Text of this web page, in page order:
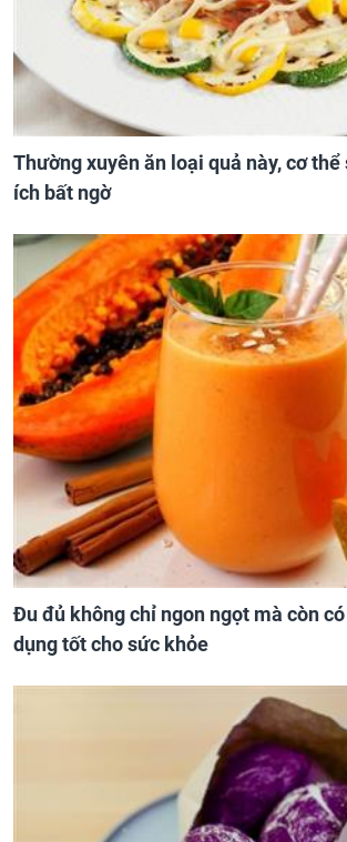
Thường xuyên ăn loại quả này, cơ thể
ích bất ngờ
Đu đủ không chỉ ngon ngọt mà còn
dụng tốt cho sức khỏe